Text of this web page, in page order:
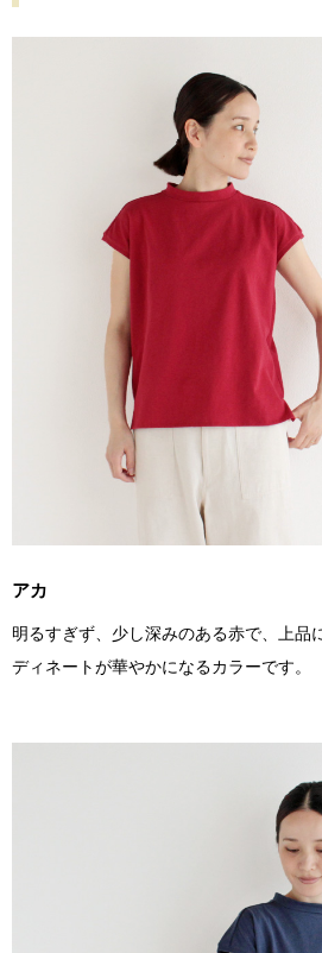
アカ
明るすぎず、少し深みのある赤で、上品
ディネートが華やかになるカラーです。